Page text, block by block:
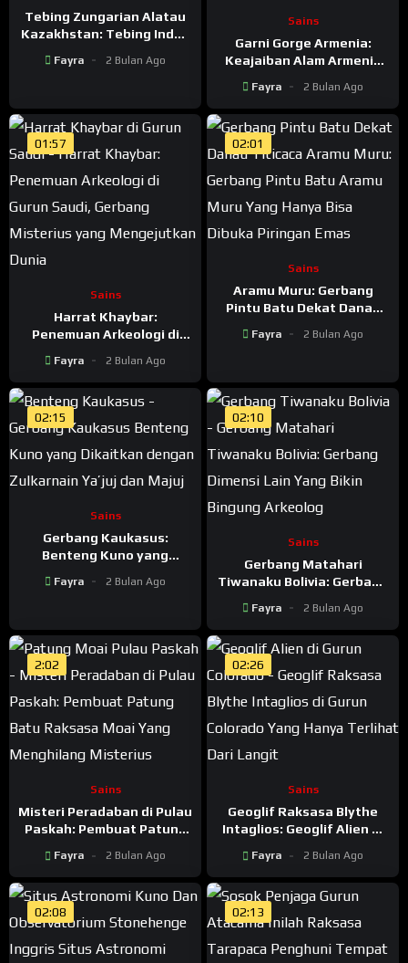
Tebing Zungarian Alatau
Kazakhstan: Tebing Indah
Kazakhstan-China
Fayra 2 Bulan Ago
Sains
Garni Gorge Armenia:
Keajaiban Alam Armenia
Peradaban Kuno
Fayra 2 Bulan Ago
01:57
Sains
Harrat Khaybar:
Penemuan Arkeologi di
Misterius yang
Mengejutkan Dunia
Fayra 2 Bulan Ago
02:01
Sains
Aramu Muru: Gerbang
Pintu Batu Dekat Danau
Dibuka Piringan Emas
Fayra 2 Bulan Ago
02:15
Sains
Gerbang Kaukasus:
Benteng Kuno yang
Zulkarnain Ya’juj dan Majuj
Fayra 2 Bulan Ago
02:10
Sains
Gerbang Matahari
Tiwanaku Bolivia: Gerbang
Bingung Arkeolog
Fayra 2 Bulan Ago
2:02
Sains
Misteri Peradaban di Pulau
Paskah: Pembuat Patung
Menghilang Misterius
Fayra 2 Bulan Ago
02:26
Sains
Geoglif Raksasa Blythe
Intaglios: Geoglif Alien di
Hanya Terlihat Dari Langit
Fayra 2 Bulan Ago
02:08 02:13